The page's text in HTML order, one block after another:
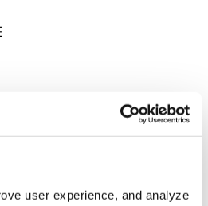
user experience, and analyze
NUTRICIONAL